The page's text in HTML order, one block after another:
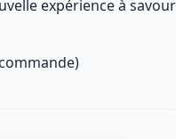
expérience à